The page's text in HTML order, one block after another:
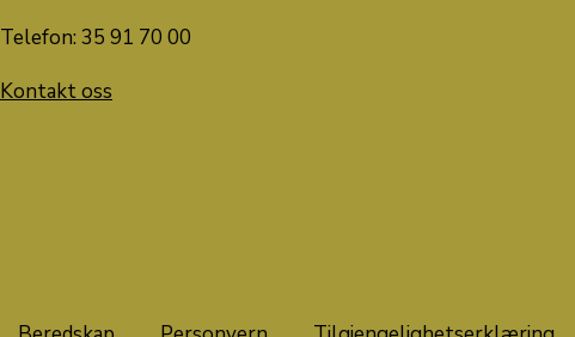
Telefon: 35 91 70 00
Kontakt oss